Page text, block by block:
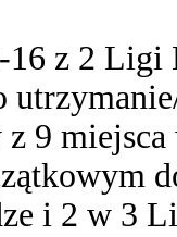
z 2 Ligi
9
i 2 w 3